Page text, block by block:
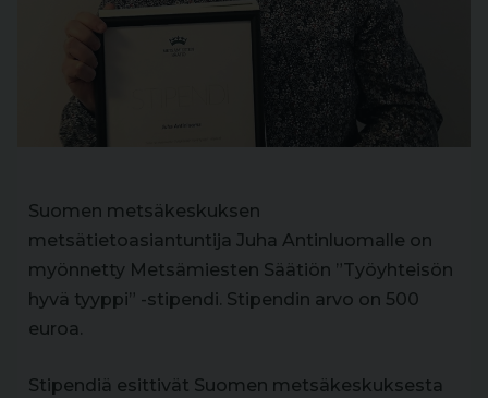
Suomen metsäkeskuksen
metsätietoasiantuntija Juha Antinluomalle on
myönnetty Metsämiesten Säätiön ”Työyhteisön
hyvä tyyppi” -stipendi. Stipendin arvo on 500
euroa.
Stipendiä esittivät Suomen metsäkeskuksesta